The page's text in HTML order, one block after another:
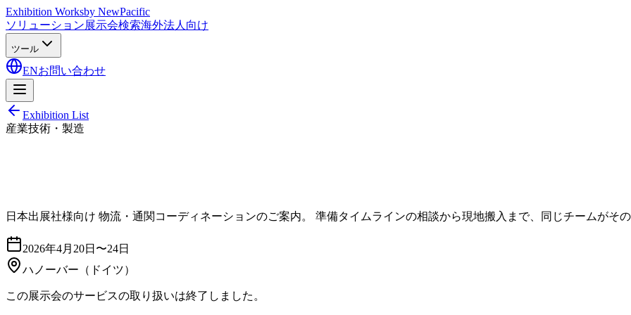
Exhibition Worksby NewPacific
ソリューション展示会検索海外法人向け
ツール
ENお問い合わせ
Exhibition List
産業技術・製造
日本出展社様向け 物流・通関コーディネーションのご案内。 準備タイムラインの相談から現地搬入まで、同じチームがその
2026年4月20日〜24日
ハノーバー （ドイツ）
この展示会のサービスの取り扱いは終了しました。